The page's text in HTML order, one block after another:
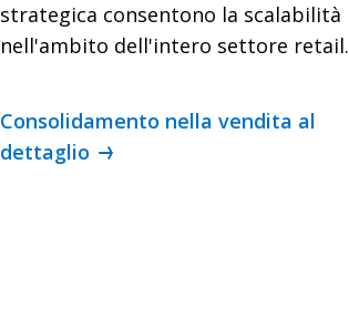
strategica consentono la scalabilità
nell'ambito dell'intero settore retail.
Consolidamento nella vendita al
dettaglio